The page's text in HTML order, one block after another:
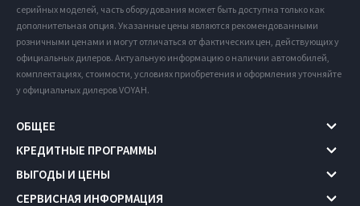
серийных моделей, часть оборудования может быть доступна только как
дополнительная опция. Указанные цены являются рекомендованными
розничными ценами и могут отличаться от фактических цен, действующих у
официальных дилеров. Актуальную информацию о наличии автомобилей,
комплектациях, стоимости, условиях приобретения и оформления уточняйте
у официальных дилеров VOYAH.
ОБЩЕЕ
КРЕДИТНЫЕ ПРОГРАММЫ
ВЫГОДЫ И ЦЕНЫ
СЕРВИСНАЯ ИНФОРМАЦИЯ